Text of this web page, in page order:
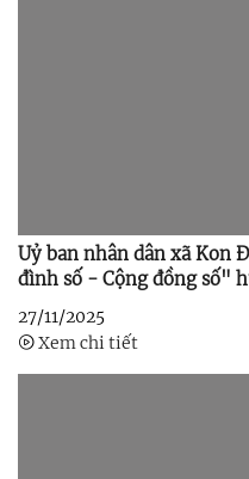
Uỷ ban nhân dân xã Kon
đình số - Cộng đồng số"
điện tử, hiện đại.
27/11/2025
Xem chi tiết